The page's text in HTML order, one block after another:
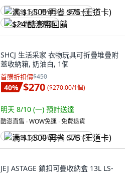
满 $1,500 再省 $75 (王道卡)
$24 酷澎幣回饋
SHCJ 生活采家 衣物玩具可折疊堆疊附
蓋收納箱, 奶油白, 1個
首購折扣價$450
40% $270 ($270.00/1個)
明天 8/10 (一) 預計送達
酷澎直售 ∙ WOW免運 ∙ 免費退貨
满 $1,500 再省 $75 (王道卡)
JEJ ASTAGE 鎖扣可疊收納盒 13L LS-